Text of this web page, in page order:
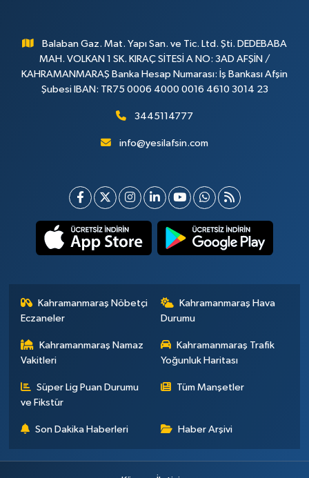
Balaban Gaz. Mat. Yapı San. ve Tic. Ltd. Şti. DEDEBABA
MAH. VOLKAN 1 SK. KIRAÇ SİTESİ A NO: 3AD AFŞİN /
KAHRAMANMARAŞ Banka Hesap Numarası: İş Bankası Afşin
Şubesi IBAN: TR75 0006 4000 0016 4610 3014 23
3445114777
info@yesilafsin.com
Kahramanmaraş Nöbetçi
Eczaneler
Kahramanmaraş Hava
Durumu
Kahramanmaraş Namaz
Vakitleri
Kahramanmaraş Trafik
Yoğunluk Haritası
Süper Lig Puan Durumu
ve Fikstür
Tüm Manşetler
Son Dakika Haberleri Haber Arşivi